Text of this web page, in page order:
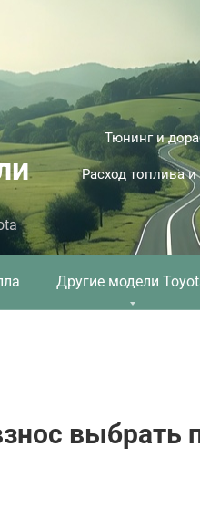
Тюнинг и
Расход топлива
Другие модели
выбрать